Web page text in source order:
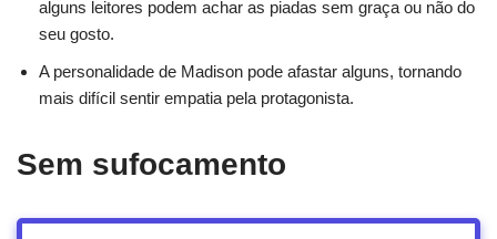
alguns leitores podem achar as piadas sem graça ou não do
seu gosto.
A personalidade de Madison pode afastar alguns, tornando
mais difícil sentir empatia pela protagonista.
Sem sufocamento